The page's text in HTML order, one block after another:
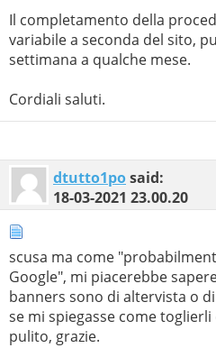
Il completamento della
variabile a seconda del sito,
settimana a qualche mese.
Cordiali saluti.
dtutto1posaid:
18-03-2021 23.00.20
scusa ma come
Google", mi piacerebbe
banners sono di altervista o
se mi spiegasse come
pulito, grazie.